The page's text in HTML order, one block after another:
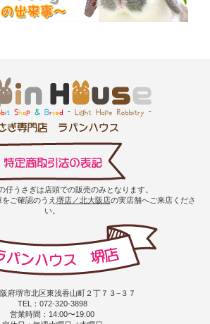
仔うさぎは店頭での販売のみとなります。
ご確認のうえ 堺店／北大阪店の実店舗へご来店くださ
い。
府堺市北区東浅香山町２丁７３−３７
TEL：072-320-3898
営業時間：14:00〜19:00